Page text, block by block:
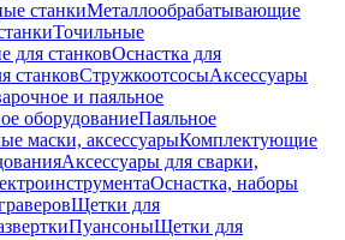
станкиМеталлообрабатывающие
Точильные
для станковОснастка для
станковСтружкоотсосыАксессуары
и паяльное
оборудованиеПаяльное
маски, аксессуарыКомплектующие
Аксессуары для сварки,
Оснастка, наборы
Щетки для
ПуансоныЩетки для